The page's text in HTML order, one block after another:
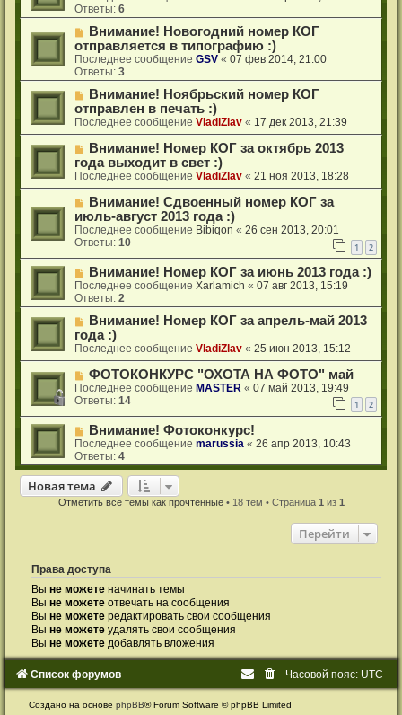
Ответы:6
Внимание! Новогодний номер КОГ
отправляется в типографию :)
Последнее сообщениеGSV «07 фев 2014, 21:00
Ответы:3
Внимание! Ноябрьский номер КОГ
отправлен в печать :)
Последнее сообщениеVladiZlav « 17 дек 2013, 21:39
Внимание! Номер КОГ за октябрь 2013
года выходит в свет :)
Последнее сообщениеVladiZlav «21 ноя 2013, 18:28
Внимание! Сдвоенный номер КОГ за
июль-август 2013 года :)
Последнее сообщение Bibiqon «26 сен 2013, 20:01
Ответы:10 1 2
Внимание! Номер КОГ за июнь 2013 года :)
Последнее сообщениеXarlamich «07 авг 2013, 15:19
Ответы:2
Внимание! Номер КОГ за апрель-май 2013
года :)
Последнее сообщениеVladiZlav «25 июн 2013, 15:12
ФОТОКОНКУРС "ОХОТА НА ФОТО" май
Последнее сообщениеMASTER «07 май 2013, 19:49
Ответы:14 1 2
Внимание! Фотоконкурс!
Последнее сообщениеmarussia «26 апр 2013, 10:43
Ответы:4
Новая тема
Новаятема
Отметить все темы как прочтённые• 18 тем • Страница 1 из 1
Перейти
Права доступа
Выне можете начинать темы
Выне можете отвечать на сообщения
Выне можете редактировать свои сообщения
Выне можете удалять свои сообщения
Выне можете добавлять вложения
Список форумов Часовой пояс: UTC
Создано на основеphpBB® Forum Software © phpBB Limited